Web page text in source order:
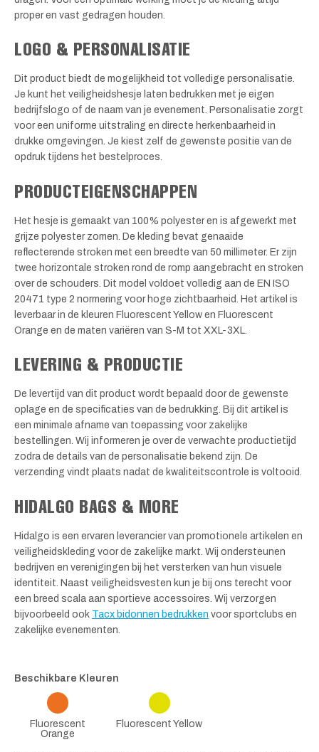
proper en vast gedragen houden.
LOGO & PERSONALISATIE
Dit product biedt de mogelijkheid tot volledige personalisatie.
Je kunt het veiligheidshesje laten bedrukken met je eigen
bedrijfslogo of de naam van je evenement. Personalisatie zorgt
voor een uniforme uitstraling en directe herkenbaarheid in
drukke omgevingen. Je kiest zelf de gewenste positie van de
opdruk tijdens het bestelproces.
PRODUCTEIGENSCHAPPEN
Het hesje is gemaakt van 100% polyester en is afgewerkt met
grijze polyester zomen. De kleding bevat genaaide
reflecterende stroken met een breedte van 50 millimeter. Er zijn
twee horizontale stroken rond de romp aangebracht en stroken
over de schouders. Dit model voldoet volledig aan de EN ISO
20471 type 2 normering voor hoge zichtbaarheid. Het artikel is
leverbaar in de kleuren Fluorescent Yellow en Fluorescent
Orange en de maten variëren van S-M tot XXL-3XL.
LEVERING & PRODUCTIE
De levertijd van dit product wordt bepaald door de gewenste
oplage en de specificaties van de bedrukking. Bij dit artikel is
een minimale afname van toepassing voor zakelijke
bestellingen. Wij informeren je over de verwachte productietijd
zodra de details van de personalisatie bekend zijn. De
verzending vindt plaats nadat de kwaliteitscontrole is voltooid.
HIDALGO BAGS & MORE
Hidalgo is een ervaren leverancier van promotionele artikelen en
veiligheidskleding voor de zakelijke markt. Wij ondersteunen
bedrijven en verenigingen bij het versterken van hun visuele
identiteit. Naast veiligheidsvesten kun je bij ons terecht voor
een breed scala aan sportieve accessoires. Wij verzorgen
bijvoorbeeld ook Tacx bidonnen bedrukken voor sportclubs en
zakelijke evenementen.
Beschikbare Kleuren
Fluorescent
Orange
Fluorescent Yellow